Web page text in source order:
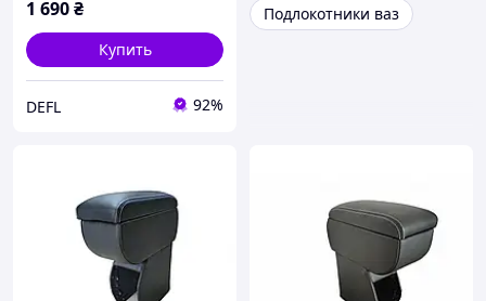
1 690₴
Купить
DEFL 92%
Подлокотники ваз